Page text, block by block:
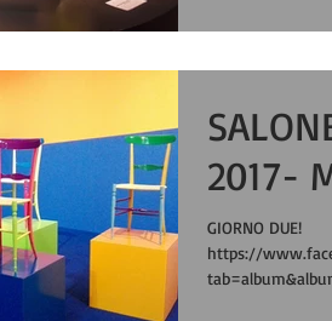
2017-
GIORNO DUE!
https://